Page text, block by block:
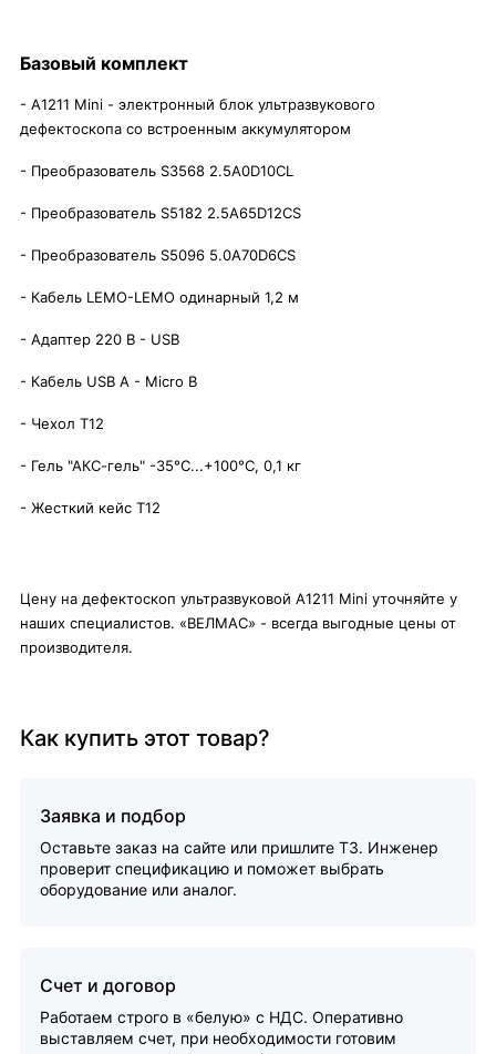
Базовый комплект
- А1211 Mini - электронный блок ультразвукового
дефектоскопа со встроенным аккумулятором
- Преобразователь S3568 2.5A0D10CL
- Преобразователь S5182 2.5A65D12CS
- Преобразователь S5096 5.0A70D6CS
- Кабель LEMO-LEMO одинарный 1,2 м
- Адаптер 220 В - USB
- Кабель USB A - Micro B
- Чехол Т12
- Гель "АКС-гель" -35°C...+100°C, 0,1 кг
- Жесткий кейс Т12
Цену на дефектоскоп ультразвуковой А1211 Mini уточняйте у
наших специалистов. «ВЕЛМАС» - всегда выгодные цены от
производителя.
Как купить этот товар?
Заявка и подбор
Оставьте заказ на сайте или пришлите ТЗ. Инженер
проверит спецификацию и поможет выбрать
оборудование или аналог.
Счет и договор
Работаем строго в «белую» с НДС. Оперативно
выставляем счет, при необходимости готовим